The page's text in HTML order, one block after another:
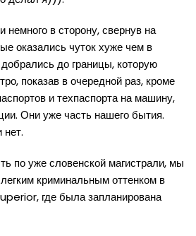
немного в сторону, свернув на
оказались чуток хуже чем в
до границы, которую
показав в очередной раз, кроме
и техпаспорта на машину,
Они уже часть нашего бытия.
по уже словенской магистрали, мы
криминальным оттенком в
где была запланирована